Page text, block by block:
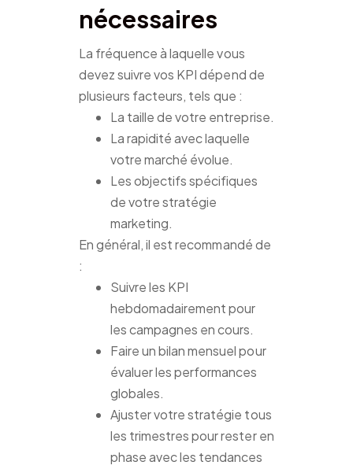
nécessaires
La fréquence à laquelle vous
devez suivre vos KPI dépend de
plusieurs facteurs, tels que :
La taille de votre entreprise.
La rapidité avec laquelle
votre marché évolue.
Les objectifs spécifiques
de votre stratégie
marketing.
En général, il est recommandé de
:
Suivre les KPI
hebdomadairement pour
les campagnes en cours.
Faire un bilan mensuel pour
évaluer les performances
globales.
Ajuster votre stratégie tous
les trimestres pour rester en
phase avec les tendances